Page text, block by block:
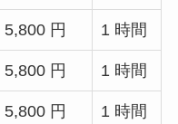
5,800 円 1 時間
5,800 円 1 時間
5,800 円 1 時間